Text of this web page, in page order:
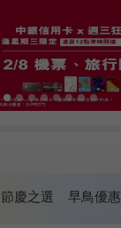
節慶之選 早鳥優惠